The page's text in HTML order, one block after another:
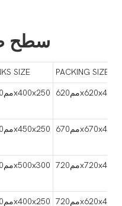
سطح
SIZE PACKING SIZE
مم400x400x250 مم620x620x400
مم450x450x250 مم670x670x400
مم500x500x300 مم720x720x450
مم500x400x250 مم720x620x400